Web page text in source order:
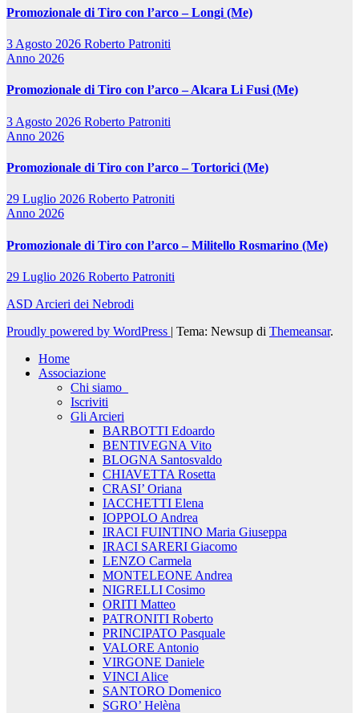
Promozionale di Tiro con l’arco – Longi (Me)
3 Agosto 2026 Roberto Patroniti
Anno 2026
Promozionale di Tiro con l’arco – Alcara Li Fusi (Me)
3 Agosto 2026 Roberto Patroniti
Anno 2026
Promozionale di Tiro con l’arco – Tortorici (Me)
29 Luglio 2026 Roberto Patroniti
Anno 2026
Promozionale di Tiro con l’arco – Militello Rosmarino (Me)
29 Luglio 2026 Roberto Patroniti
ASD Arcieri dei Nebrodi
Proudly powered by WordPress | Tema: Newsup di Themeansar.
Home
Associazione
Chi siamo_
Iscriviti
Gli Arcieri
BARBOTTI Edoardo
BENTIVEGNA Vito
BLOGNA Santosvaldo
CHIAVETTA Rosetta
CRASI’ Oriana
IACCHETTI Elena
IOPPOLO Andrea
IRACI FUINTINO Maria Giuseppa
IRACI SARERI Giacomo
LENZO Carmela
MONTELEONE Andrea
NIGRELLI Cosimo
ORITI Matteo
PATRONITI Roberto
PRINCIPATO Pasquale
VALORE Antonio
VIRGONE Daniele
VINCI Alice
SANTORO Domenico
SGRO’ Helèna